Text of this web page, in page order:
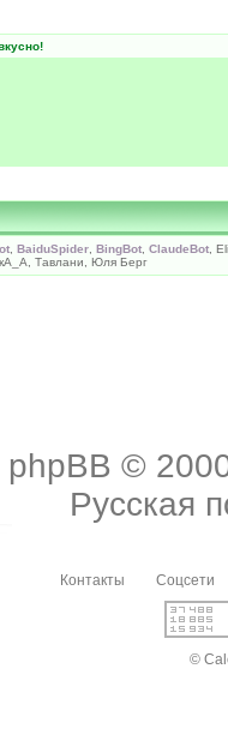
BaiduSpider BingBot ClaudeBot ,
Тавлани, Юля Берг
phpBB ©
Русская
Контакты Соцсети
©